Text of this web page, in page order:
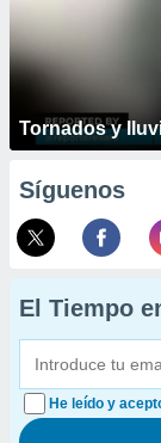
Tornados y
Síguenos
El Tiempo
He leído y